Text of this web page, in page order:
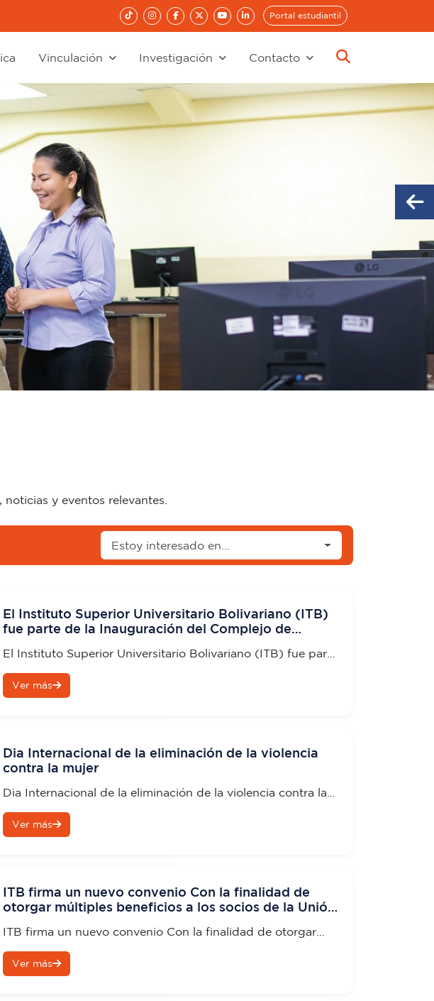
Portal estudiantil
Vinculación Investigación Contacto
y eventos relevantes.
Estoy interesado en...
El Instituto Superior Universitario Bolivariano (ITB)
fue parte de la Inauguración del Complejo de
El Instituto Superior Universitario Bolivariano (ITB) fue parte
Daule
Ver más
Dia Internacional de la eliminación de la violencia
contra la mujer
Dia Internacional de la eliminación de la violencia contra la
Ver más
ITB firma un nuevo convenio Con la finalidad de
otorgar múltiples beneficios a los socios de la Unión
ITB firma un nuevo convenio Con la finalidad de otorgar
Cooperativas de Transporte de pasajeros
Ver más